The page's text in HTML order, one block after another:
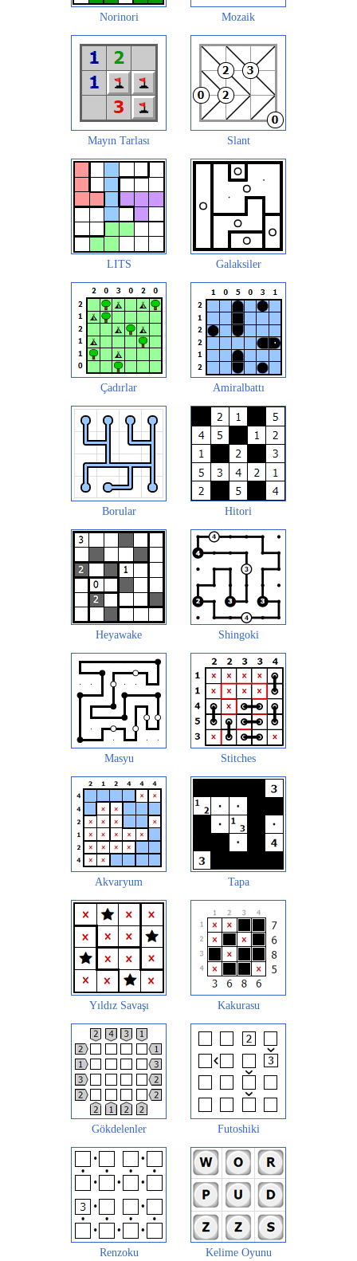
Norinori Mozaik
Mayın Tarlası Slant
LITS Galaksiler
Çadırlar Amiralbattı
Borular Hitori
Heyawake Shingoki
Masyu Stitches
Akvaryum Tapa
Yıldız Savaşı Kakurasu
Gökdelenler Futoshiki
Renzoku Kelime Oyunu